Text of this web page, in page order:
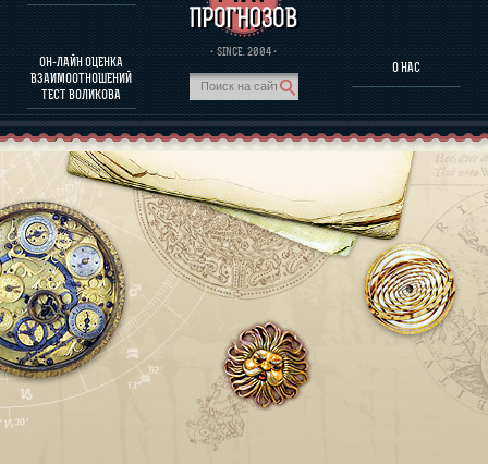
ОН-ЛАЙН ОЦЕНКА
ВЗАИМООТНОШЕНИЙ
ТЕСТ ВОЛИКОВА
· SINCE. 2004 ·
О НАС
ОЦЕНКА ХАРАКТЕРА ВЫДАЮЩИХСЯ ЛИЧНОСТЕЙ
О ПРОГРАММЕ
ПРОГНОЗЫ И АНАЛИТИКА